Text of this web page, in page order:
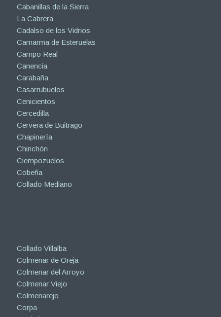
Cabanillas de la Sierra
La Cabrera
Cadalso de los Vidrios
Camarma de Esteruelas
Campo Real
Canencia
Carabaña
Casarrubuelos
Cenicientos
Cercedilla
Cervera de Buitrago
Chapinería
Chinchón
Ciempozuelos
Cobeña
Collado Mediano
Collado Villalba
Colmenar de Oreja
Colmenar del Arroyo
Colmenar Viejo
Colmenarejo
Corpa